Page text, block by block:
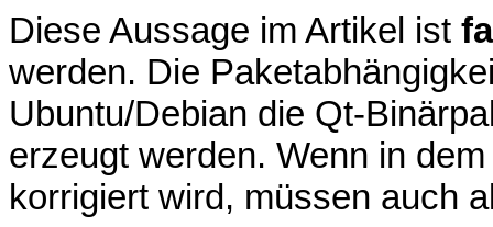
Diese Aussage im Artikel ist
werden. Die
Ubuntu/Debian die Qt-
erzeugt werden. Wenn in
korrigiert wird, müssen auch